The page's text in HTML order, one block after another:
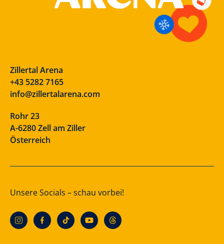
Zillertal Arena
+43 5282 7165
info@zillertalarena.com
Rohr 23
A-6280 Zell am Ziller
Österreich
Unsere Socials – schau vorbei!